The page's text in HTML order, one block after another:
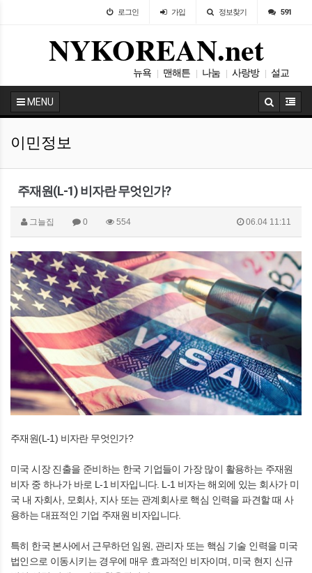
로그인 가입 정보찾기 591
NYKOREAN.net
뉴욕 맨해튼 나눔 사랑방 설교
이민
MENU
이민정보
주재원(L-1) 비자란 무엇인가?
그늘집 0 554 06.04 11:11
주재원(L-1) 비자란 무엇인가?
미국 시장 진출을 준비하는 한국 기업들이 가장 많이 활용하는 주재원
비자 중 하나가 바로 L-1 비자입니다. L-1 비자는 해외에 있는 회사가 미
국 내 자회사, 모회사, 지사 또는 관계회사로 핵심 인력을 파견할 때 사
용하는 대표적인 기업 주재원 비자입니다.
특히 한국 본사에서 근무하던 임원, 관리자 또는 핵심 기술 인력을 미국
법인으로 이동시키는 경우에 매우 효과적인 비자이며, 미국 현지 신규